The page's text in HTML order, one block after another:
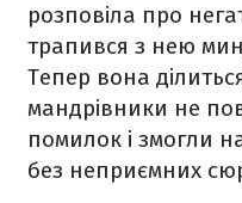
розповіла про
трапився з нею
Тепер вона
мандрівники не
помилок і змогли
без неприємних